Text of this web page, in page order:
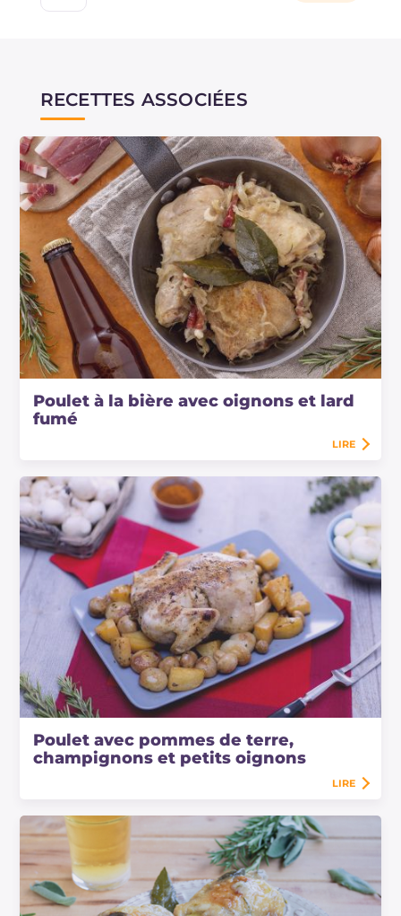
RECETTES ASSOCIÉES
Poulet à la bière avec oignons et lard
fumé
LIRE
Poulet avec pommes de terre,
champignons et petits oignons
LIRE